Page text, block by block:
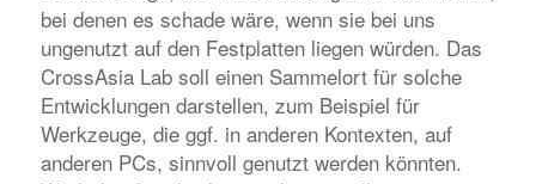
bei denen es schade wäre, wenn sie bei uns
ungenutzt auf den Festplatten liegen würden. Das
CrossAsia Lab soll einen Sammelort für solche
Entwicklungen darstellen, zum Beispiel für
Werkzeuge, die ggf. in anderen Kontexten, auf
anderen PCs, sinnvoll genutzt werden könnten.